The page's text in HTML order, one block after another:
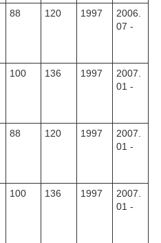
88 120 1997
2006.
07 -
100 136 1997
2007.
01 -
88 120 1997
2007.
01 -
100 136 1997
2007.
01 -